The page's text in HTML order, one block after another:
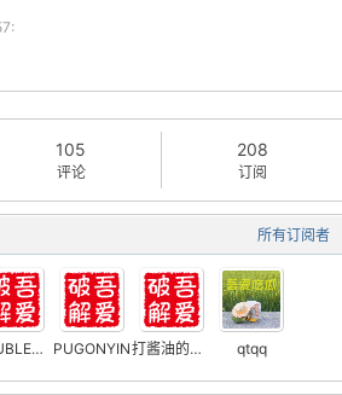
105
评论
208
订阅
所有订阅者
DOUBLEUPK PUGONYIN 打酱油的笨小孩 qtqq